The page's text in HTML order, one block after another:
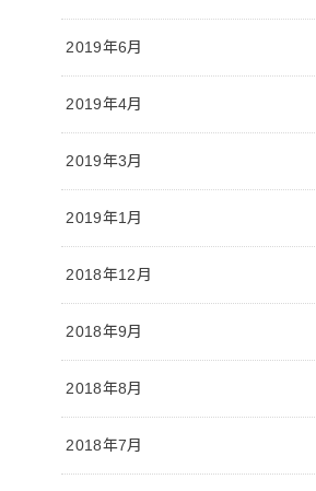
2019年6月
2019年4月
2019年3月
2019年1月
2018年12月
2018年9月
2018年8月
2018年7月